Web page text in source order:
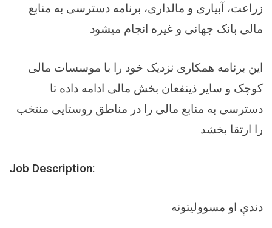
زراعت، آبیاری و مالداری، برنامه دسترسی به منابع
مالی بانک جهانی و غیره انجام میشود
این برنامه همکاری نزدیک خود را با موسسات مالی
کوچک و سایر ذینفعان بخش مالی ادامه داده تا
دسترسی به منابع مالی را در مناطق روستایی منتخب
را ارتقا بخشد
Job Description:
دندې او مسوولیتونه